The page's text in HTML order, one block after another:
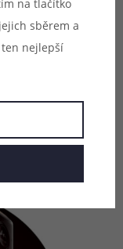
zvládne
vapování, je
O včasné a
na tlačítko
sběrem a
nejlepší